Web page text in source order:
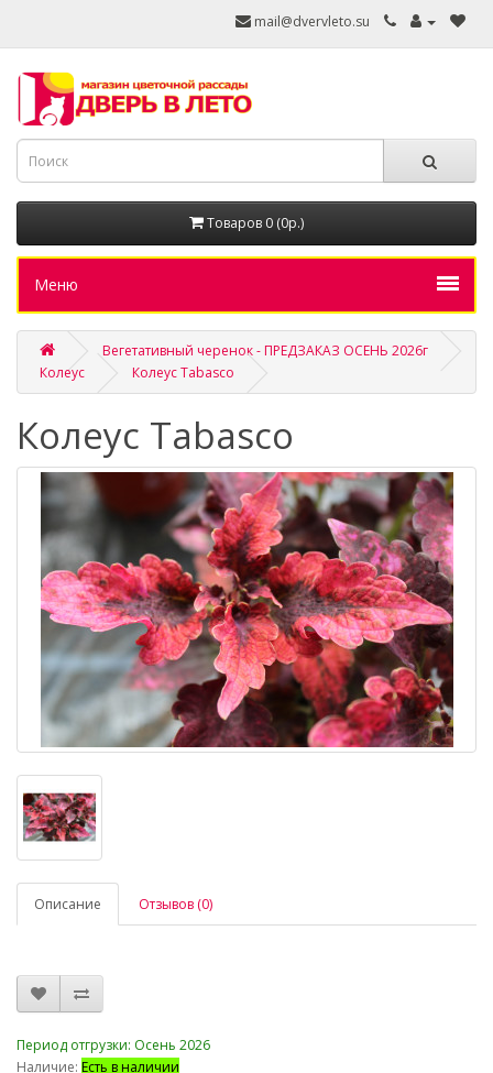
mail@dvervleto.su
Товаров 0 (0р.)
Меню
Вегетативный черенок - ПРЕДЗАКАЗ ОСЕНЬ 2026г
Колеус
Колеус Tabasco
Колеус Tabasco
Описание Отзывов (0)
Период отгрузки: Осень 2026
Наличие: Есть в наличии